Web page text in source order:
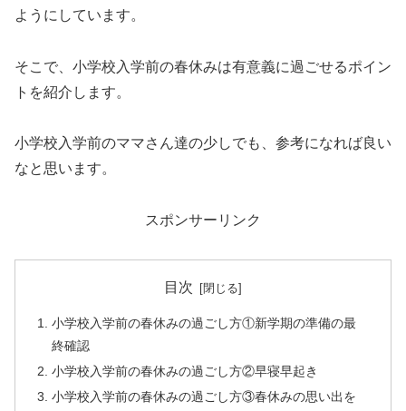
ようにしています。
そこで、小学校入学前の春休みは有意義に過ごせるポイン
トを紹介します。
小学校入学前のママさん達の少しでも、参考になれば良い
なと思います。
スポンサーリンク
目次
小学校入学前の春休みの過ごし方①新学期の準備の最
終確認
小学校入学前の春休みの過ごし方②早寝早起き
小学校入学前の春休みの過ごし方③春休みの思い出を